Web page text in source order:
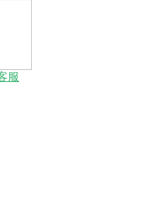
服